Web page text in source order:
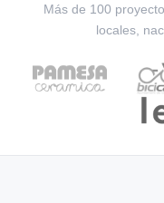
Más de 100
locales,